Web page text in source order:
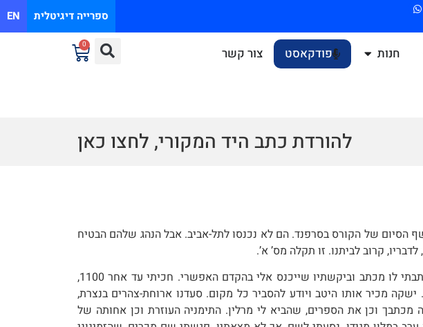
EN ספרייה דיגיטלית
חנות פודקאסט צור קשר
0
להורדת כתב היד המקורי, לחצו כאן
הסיום של הקורס בסרפנד. הם לא נכנסו לתל-אביב. אבל הנהג שלהם הבטיח
קרוב לביתנו. זו תקלה מס’ א’.
לו מכתב וביקשתיו שייכנס אלי בהקדם האפשרי. חכיתי עד אחר 11 00
,
מכיר אותו היטב ויודע להסביר כל מקום. סעדנו ארוחת-צהרים בנצרת,
וכן את הספרים, שהביא לי מרלין. התימניה העוזרת וכן אחותה של